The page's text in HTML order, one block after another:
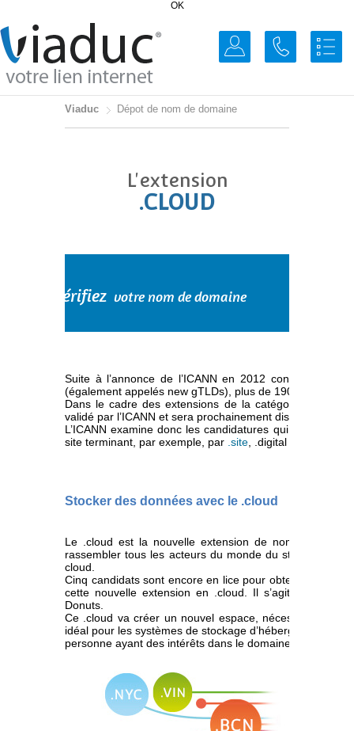
OK
Viaduc Dépot de nom de domaine
L'extension
.CLOUD
Vérifiez votre nom de domaine
Suite à l’annonce de l’ICANN en 2012 concernant
(également appelés new gTLDs), plus de 1900 dossiers
Dans le cadre des extensions de la catégorie «
validé par l’ICANN et sera prochainement disponible.
L’ICANN examine donc les candidatures qui auront la
site terminant, par exemple, par .site , .digital ou .vet.
Stocker des données avec le .cloud
Le .cloud est la nouvelle extension de nom de
rassembler tous les acteurs du monde du stockage de
cloud.
Cinq candidats sont encore en lice pour obtenir les
cette nouvelle extension en .cloud. Il s’agit
Donuts.
Ce .cloud va créer un nouvel espace, nécessaire pour
idéal pour les systèmes de stockage d’hébergement
personne ayant des intérêts dans le domaine.